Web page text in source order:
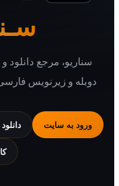
مرجع دانلود و تماشای
و زیرنویس فارسی، نسخه
به سایت دانلود اپ موبایل
کانال تلگرام